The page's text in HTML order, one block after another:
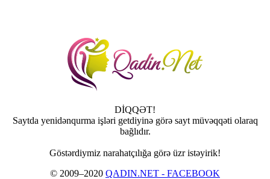
DİQQƏT!
Saytda yenidənqurma işləri getdiyinə görə sayt müvəqqəti olaraq
bağlıdır.
Göstərdiymiz narahatçılığa görə üzr istəyirik!
© 2009–2020 QADIN.NET - FACEBOOK